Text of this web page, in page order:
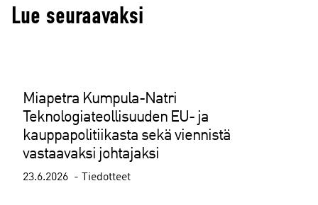
Lue seuraavaksi
Miapetra Kumpula-Natri
Teknologiateollisuuden EU- ja
kauppapolitiikasta sekä viennistä
vastaavaksi johtajaksi
23.6.2026 Tiedotteet